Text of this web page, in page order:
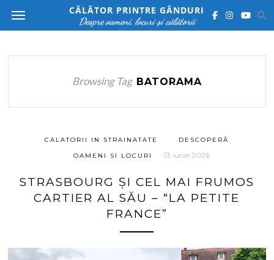
CĂLĂTOR PRINTRE GÂNDURI
Despre oameni, locuri și călătorii
Browsing Tag BATORAMA
CALATORII IN STRAINATATE
DESCOPERĂ
OAMENI SI LOCURI
13 iunie 2026
STRASBOURG ȘI CEL MAI FRUMOS
CARTIER AL SĂU – “LA PETITE
FRANCE”